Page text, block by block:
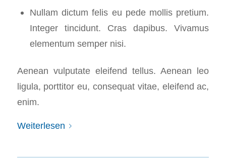
Nullam dictum felis eu pede mollis pretium.
Integer tincidunt. Cras dapibus. Vivamus
elementum semper nisi.
Aenean vulputate eleifend tellus. Aenean leo
ligula, porttitor eu, consequat vitae, eleifend ac,
enim.
Weiterlesen